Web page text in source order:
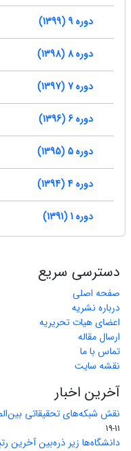
دوره 9 (1399)
دوره 8 (1398)
دوره 7 (1397)
دوره 6 (1396)
دوره 5 (1395)
دوره 4 (1394)
دوره 1 (1391)
دسترسی سریع
صفحه اصلی
درباره نشریه
اعضای هیات تحریریه
ارسال مقاله
تماس با ما
نقشه سایت
آخرین اخبار
نقش شبکه‌های تحقیقاتی
11-19
دانشگاه‌ها زیر ذره‌بین آخرین